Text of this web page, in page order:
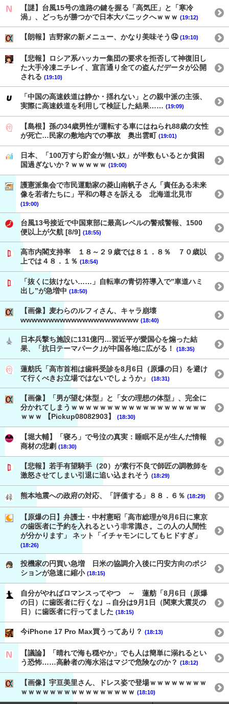
【謎】台風15号の進路の鍵を握る「高気圧」と「寒冷
渦」、どっちが勝つかで日本大パニックへｗｗｗ (19:12)
【朗報】吉野家の新メニュー、かなり美味そう🤤 (19:10)
【悲報】ロシア系ハッカー集団の要求を拒否して神復旧し
た大手冷凍ニチレイ、宣言通り全ての盗んだデータが公開
される (19:10)
「中国の高速鉄道は静か・揺れない」との親中派の主張、
実際に高速鉄道を利用して検証した結果…… (19:09)
【島根】孫の34歳男性が運転する車にはねられ88歳の女性
が死亡…民家の敷地内での事故 奥出雲町 (19:01)
日本、「100万すら貯金が無い奴」が半数もいるとか貧困
国過ぎないか？ｗｗｗｗｗ (19:00)
護憲派集会で市民運動家の菱山南帆子さん「責任ある未来
像を若者たちに」平和の尊さを訴える 北海道北見市
(19:00)
台風13号接近で中国東部に最高レベルの警戒警報、1500
便以上が欠航 [8/9] (18:55)
高市内閣支持率 １８～２９歳では８１．８％ ７０歳以
上では４８．１％ (18:54)
「抜くに抜けない……」自転車の青切符導入で”車道ハミ
出し”が急増中 (18:50)
【画像】麦わらのルフィさん、キャラ崩壊
wwwwwwwwwwwwwwwwwwwww (18:40)
日本兵撃ち施設に131億円…習近平が愛国心を煽った結
果、「抗日テーマパーク｣が中国各地に広がる！
(18:35)
蓮舫氏「高市首相は歯科受診を8月6日（原爆の日）を避け
て行くべきお立場ではないでしょうか」
(18:31)
【画像】「男が望む体型」と「女の理想の体型」、完全に
分かれてしまうｗｗｗｗｗｗｗｗｗｗｗｗｗｗｗｗｗｗｗ
ｗｗｗ 【Pickup08082903】
(18:30)
【堀大輔】「寝ろ」で号泣の真実：睡眠不足が生んだ情報
商材の悲劇 (18:30)
【悲報】若手有望騎手（20）が素行不良で師匠の調教師を
激怒させてしまい引退に追い込まれそう (18:29)
熊本地震への政府の対応、「評価する」８８．６％ (18:29)
【原爆の日】弁護士・中村憲昭「高市総理が8月6日に東京
の歯医者に予約を入れるという非常識さ。この人の人間性
が分かります」 ネット「イチャモンにしてもヒドすぎ」
(18:26)
投機家の円買い急増 日米の協調介入後に円安方向のポジ
ションが急速に縮小 (18:15)
自分がやればロマンスってやつ ～ 蓮舫「8月6日（原爆
の日）に歯医者に行くな｣ →自分は9月1日（関東大震災の
日）に歯医者に行ってました (18:15)
今iPhone 17 Pro Max買うってあり？ (18:13)
【議論】「晴れで海も穏やか」でも人は簡単に溺れるとい
う恐怖……高齢者の海水浴はマジで危険なのか？ (18:12)
【画像】宇亘美里さん、ドレス姿で登場ｗｗｗｗｗｗｗｗ
ｗｗｗｗｗｗｗｗｗｗｗｗｗｗｗｗ (18:10)